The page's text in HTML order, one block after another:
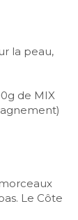
la peau,
de MIX
Le Côte